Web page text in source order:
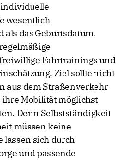
wesentlich
als das Geburtsdatum.
Fahrtrainings und
Ziel sollte nicht
aus dem Straßenverkehr
Mobilität möglichst
Denn Selbstständigkeit
müssen keine
lassen sich durch
und passende